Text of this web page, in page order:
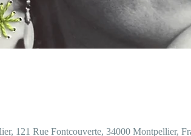
121 Rue Fontcouverte, 34000 Montpellier,